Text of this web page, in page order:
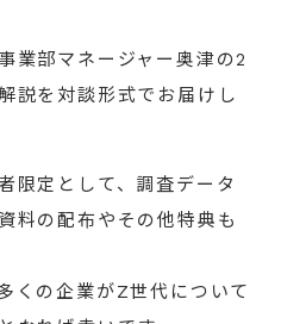
業部マネージャー奥津の2
説を対談形式でお届けし
限定として、調査データ
料の配布やその他特典も
くの企業がZ世代について